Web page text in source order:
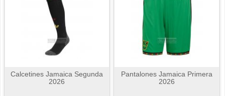
Calcetines Jamaica Segunda
2026
Pantalones Jamaica Primera
2026